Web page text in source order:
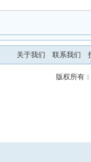
关于我们 联系我们
版权所有：